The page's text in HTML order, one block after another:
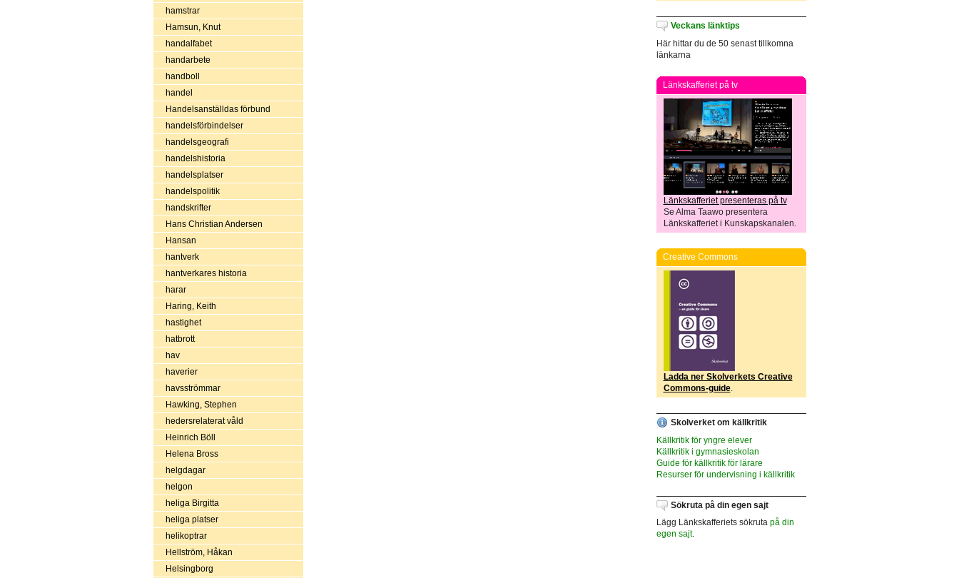
hamstrar
Hamsun, Knut
handalfabet
handarbete
handboll
handel
Handelsanställdas förbund
handelsförbindelser
handelsgeografi
handelshistoria
handelsplatser
handelspolitik
handskrifter
Hans Christian Andersen
Hansan
hantverk
hantverkares historia
harar
Haring, Keith
hastighet
hatbrott
hav
haverier
havsströmmar
Hawking, Stephen
hedersrelaterat våld
Heinrich Böll
Helena Bross
helgdagar
helgon
heliga Birgitta
heliga platser
helikoptrar
Hellström, Håkan
Helsingborg
Veckans länktips
Här hittar du de 50 senast tillkomna
länkarna
Länkskafferiet på tv
Länkskafferiet presenteras på tv
Se Alma Taawo presentera
Länkskafferiet i Kunskapskanalen.
Creative Commons
Ladda ner Skolverkets Creative
Commons-guide.
Skolverket om källkritik
Källkritik för yngre elever
Källkritik i gymnasieskolan
Guide för källkritik för lärare
Resurser för undervisning i källkritik
Sökruta på din egen sajt
Lägg Länkskafferiets sökruta på din
egen sajt.